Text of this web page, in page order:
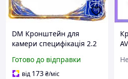
DM Кронштейн для
камери специфікація 2.2
металевий білий 30-60 см
для відеоспостере SPE|LZ
Готово до відправки
від 173₴/міс